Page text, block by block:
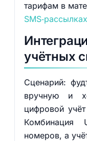
тарифам в
учётных
Сценарий:
вручную и
цифровой
номеров, а